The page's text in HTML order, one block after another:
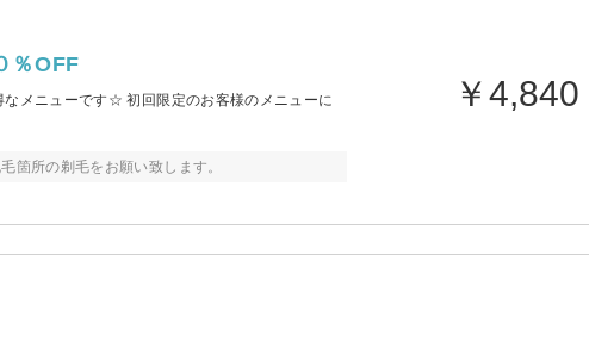
％OFF
メニューです☆ 初回限定のお客様のメニューに
箇所の剃毛をお願い致します。
￥4,840